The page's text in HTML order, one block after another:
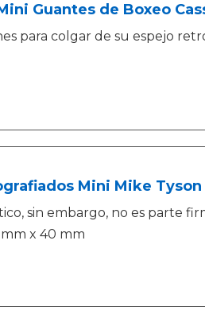
Guantes de Boxeo
para colgar de su espejo
Mini Mike
sin embargo, no es parte
x 40 mm